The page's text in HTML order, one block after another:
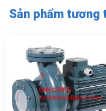
Sản phẩm tương